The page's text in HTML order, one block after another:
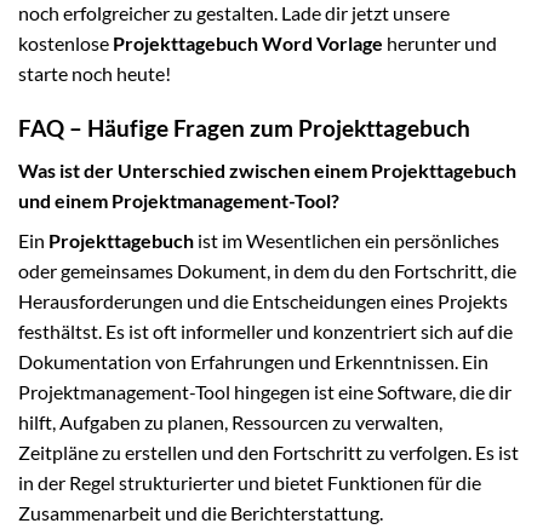
noch erfolgreicher zu gestalten. Lade dir jetzt unsere
kostenlose Projekttagebuch Word Vorlage herunter und
starte noch heute!
FAQ – Häufige Fragen zum Projekttagebuch
Was ist der Unterschied zwischen einem Projekttagebuch
und einem Projektmanagement-Tool?
Ein Projekttagebuch ist im Wesentlichen ein persönliches
oder gemeinsames Dokument, in dem du den Fortschritt, die
Herausforderungen und die Entscheidungen eines Projekts
festhältst. Es ist oft informeller und konzentriert sich auf die
Dokumentation von Erfahrungen und Erkenntnissen. Ein
Projektmanagement-Tool hingegen ist eine Software, die dir
hilft, Aufgaben zu planen, Ressourcen zu verwalten,
Zeitpläne zu erstellen und den Fortschritt zu verfolgen. Es ist
in der Regel strukturierter und bietet Funktionen für die
Zusammenarbeit und die Berichterstattung.